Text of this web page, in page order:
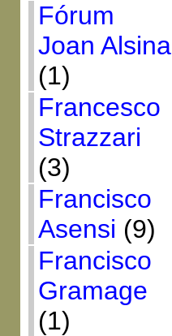
Fórum
Joan Alsina
(1)
Francesco
Strazzari
(3)
Francisco
Asensi (9)
Francisco
Gramage
(1)